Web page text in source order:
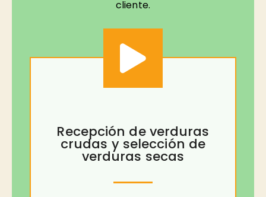
cliente.
Recepción de verduras
crudas y selección de
verduras secas